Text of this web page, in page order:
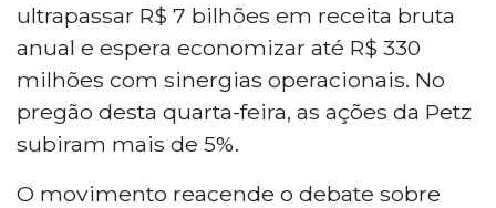
ultrapassar R$ 7 bilhões em receita bruta
anual e espera economizar até R$ 330
milhões com sinergias operacionais. No
pregão desta quarta-feira, as ações da Petz
subiram mais de 5%.
O movimento reacende o debate sobre